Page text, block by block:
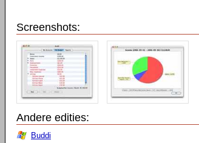
Screenshots:
Andere edities:
Buddi